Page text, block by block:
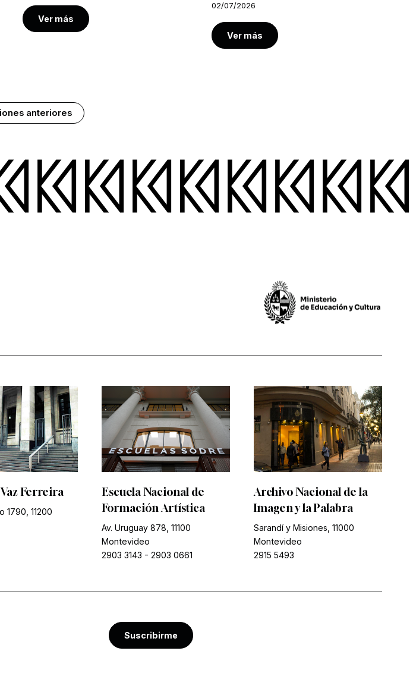
Ver más
02/07/2026
Ver más
anteriores
Ferreira
1790, 11200
Escuela Nacional de
Formación Artística
Av. Uruguay 878, 11100
Montevideo
2903 3143 - 2903 0661
Archivo Nacional de la
Imagen y la Palabra
Sarandí y Misiones, 11000
Montevideo
2915 5493
Suscribirme